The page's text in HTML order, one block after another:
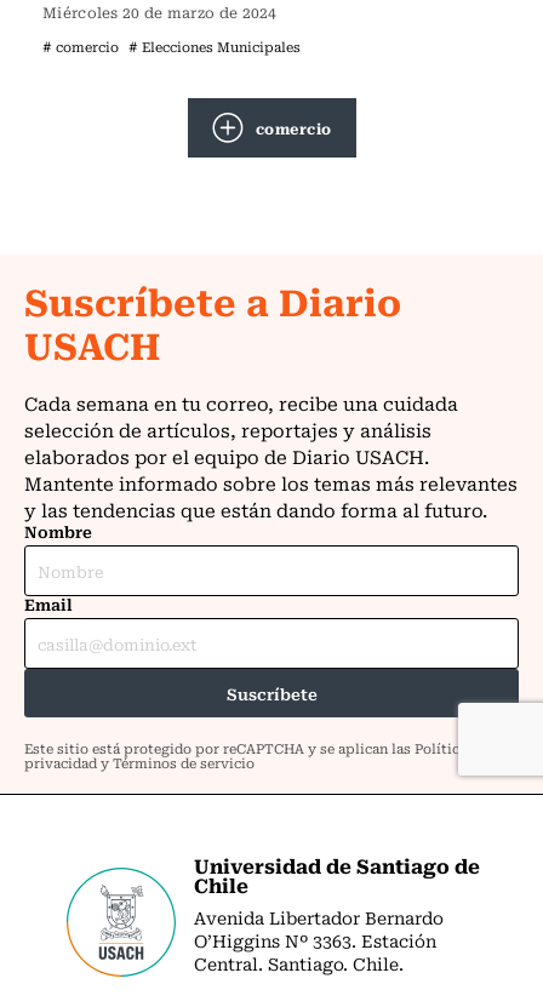
Miércoles 20 de marzo de 2024
# comercio # Elecciones Municipales
comercio
Universidad de Santiago de
Chile
Avenida Libertador Bernardo
O’Higgins Nº 3363. Estación
Central. Santiago. Chile.